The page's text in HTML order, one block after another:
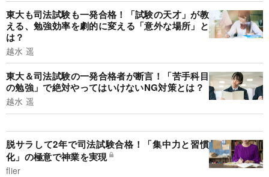
東大も司法試験も一発合格！「試験の天才」が教
える、勉強効率を劇的に変える「意外な場所」と
は？
越水 遥
東大＆司法試験の一発合格者が断言！「苦手科目
の勉強」で絶対やってはいけないNG対策とは？
越水 遥
脱サラして2年で司法試験合格！「集中力と習慣
化」の極意で神業を実現
flier